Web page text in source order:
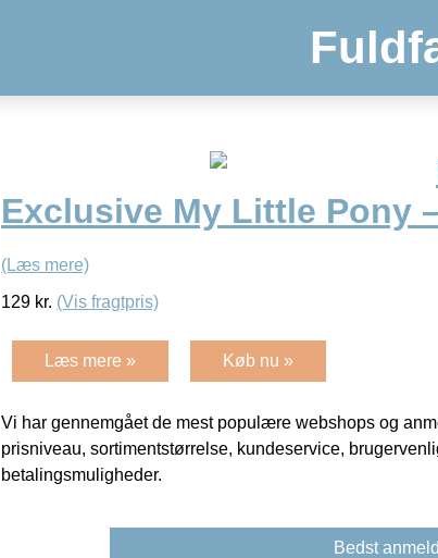
Exclusive My Little Pony
(Læs mere)
129 kr. (Vis fragtpris)
Læs mere » Køb nu »
Vi har gennemgået de mest populære webshops og
prisniveau, sortimentstørrelse, kundeservice,
betalingsmuligheder.
Bedst